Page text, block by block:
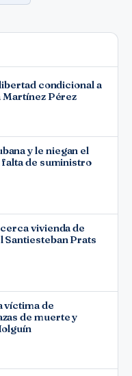
condicional a
Pérez
y le niegan el
de suministro
vivienda de
Santiesteban Prats
víctima de
de muerte y